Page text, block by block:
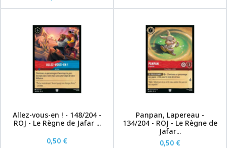
Allez-vous-en ! - 148/204 -
ROJ - Le Règne de Jafar ...
0,50 €
Panpan, Lapereau -
134/204 - ROJ - Le Règne de
Jafar...
0,50 €